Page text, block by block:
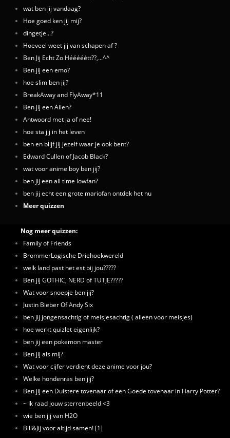
wat ben jij vandaag?
Hoe goed ken jij mij?
dingetje...?
Hoeveel weet jij van schapen af ?
Ben Jij Echt Zo Hééééétt??,...^^
Ben jij een emo?
hoe slim ben jij?
BreakAway and FlyAway*11
Ben jij een Alien?
Antwoord met ja of nee!
hoe sta jij in het leven
ben en blijf jij jezelf waar je ook bent?
Edward Cullen of Jacob Black?
wat voor anime boy ben jij?
ben jij een all time lowfan?
ben jij echt een grote mariofan ontdek het nu
Meer quizzen
Nog meer quizzen:
Family of Friends
BrommerLogische Driehoekwereld
welk land past het est bij jou?????
Ben jij GOTHIC, NERD of TUTJE?????
Wat voor snoepje ben jij?
Justin Bieber Of Andy Six
ben jij jongensachtig of meisjesachtig ( alleen voor meisjes)
hoe werkt quizlet eigenlijk?
ben jij een pokemon master
Ben jij als mij?
Wat voor cijfer verdient deze anime voor jou?
Welke hondenras ben jij?
Ben jij een Duistere tovenaar of een Goede tovenaar in Harry Potter?
~ Ik raad jouw sterrenbeeld <3
wie ben jij van H2O
Bill&Jij voor altijd samen! [1]